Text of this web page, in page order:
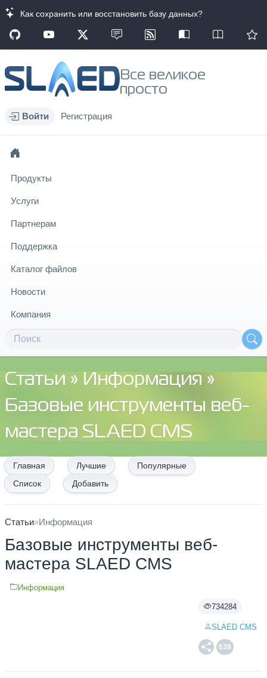
Как сохранить или восстановить базу данных?
Все великое
просто
Войти Регистрация
Продукты
Услуги
Партнерам
Поддержка
Каталог файлов
Новости
Компания
Статьи » Информация »
Базовые инструменты веб-
мастера SLAED CMS
Главная Лучшие
Популярные
Список
Добавить
Статьи»Информация
Базовые инструменты веб-
мастера SLAED CMS
734284
SLAED CMS
639
Информация